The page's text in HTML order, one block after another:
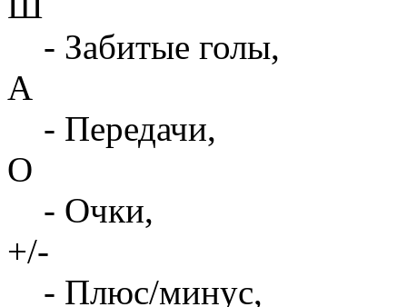
- Забитые голы,
А
- Передачи,
О
- Очки,
+/-
- Плюс/минус,